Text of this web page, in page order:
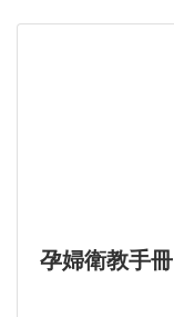
孕婦衛教手冊